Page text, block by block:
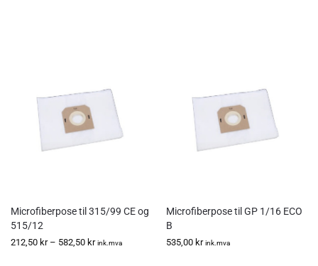
Microfiberpose til 315/99 CE og
515/12
212,50 kr – 582,50 kr ink.mva
Microfiberpose til GP 1/16 ECO
B
535,00 kr ink.mva